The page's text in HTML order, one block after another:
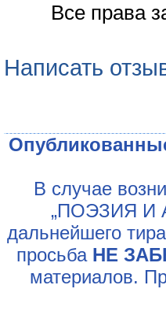
Все права
Написать
В случае
„ПОЭЗИЯ И
дальнейшего
просьба НЕ
материалов.